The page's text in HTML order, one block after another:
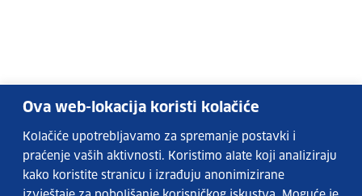
Ova web-lokacija koristi kolačiće
Kolačiće upotrebljavamo za spremanje postavki i
praćenje vaših aktivnosti. Koristimo alate koji analiziraju
kako koristite stranicu i izrađuju anonimizirane